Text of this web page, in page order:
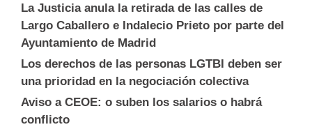
La Justicia anula la retirada de las calles de
Largo Caballero e Indalecio Prieto por parte del
Ayuntamiento de Madrid
Los derechos de las personas LGTBI deben ser
una prioridad en la negociación colectiva
Aviso a CEOE: o suben los salarios o habrá
conflicto